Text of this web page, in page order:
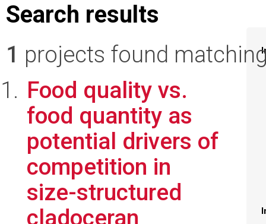
Search results
1 projects found
Food quality vs.
food quantity as
potential drivers of
competition in
size-structured
cladoceran